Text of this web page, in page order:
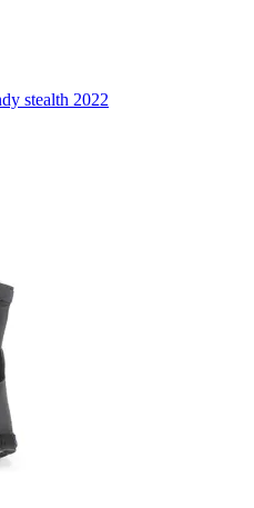
stealth 2022